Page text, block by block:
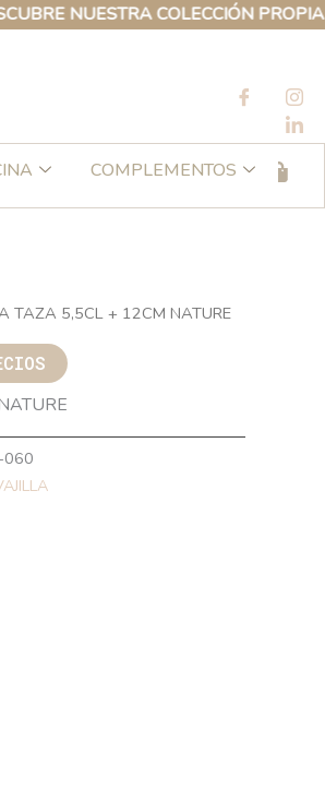
NUESTRA COLECCIÓN PROPIA DE
COMPLEMENTOS
TAZA 5,5CL + 12CM NATURE
060